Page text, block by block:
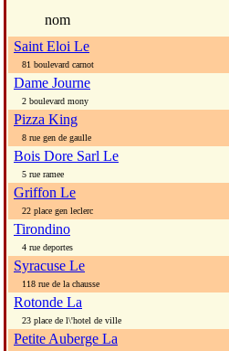
nom
Saint Eloi Le
81 boulevard carnot
Dame Journe
2 boulevard mony
Pizza King
8 rue gen de gaulle
Bois Dore Sarl Le
5 rue ramee
Griffon Le
22 place gen leclerc
Tirondino
4 rue deportes
Syracuse Le
118 rue de la chausse
Rotonde La
23 place de l\'hotel de ville
Petite Auberge La